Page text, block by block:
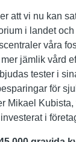
att vi nu kan
i landet
våra
jämlik vård
tester i
för
Mikael
i